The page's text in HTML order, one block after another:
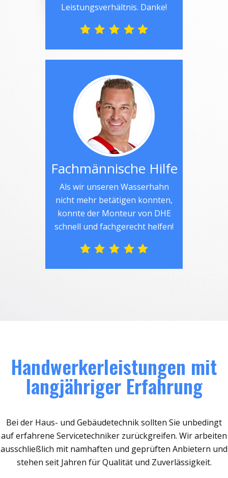
Leistungsverhältnis. Danke!
Fachmännische Hilfe
Als wir unseren Wasserhahn
nicht mehr betätigen konnten,
konnte der Monteur von DHE
schnell und fachgerecht helfen!
Handwerkerleistungen mit
langjähriger Erfahrung
Bei der Haus- und Gebäudetechnik sollten Sie unbedingt
auf erfahrene Servicetechniker zurückgreifen. Wir arbeiten
ausschließlich mit namhaften und geprüften Anbietern und
stehen seit Jahren für Qualität und Zuverlässigkeit.